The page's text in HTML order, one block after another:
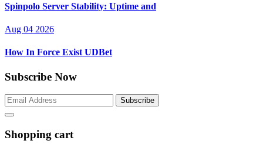
Spinpolo Server Stability: Uptime and
Aug 04 2026
How In Force Exist UDBet
Subscribe Now
Subscribe
Shopping cart